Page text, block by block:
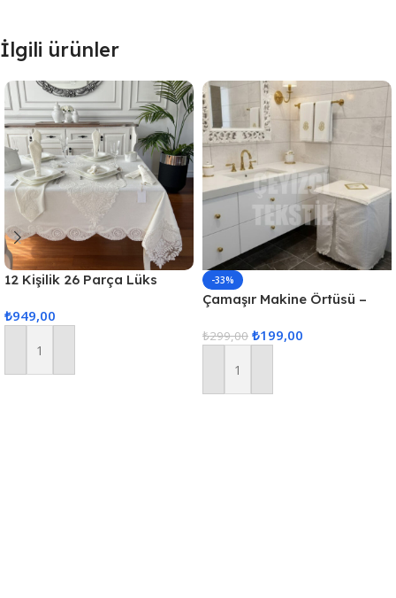
İlgili ürünler
12 Kişilik 26 Parça Lüks
Masa Örtüsü Seti
₺949,00
Sepete Ekle
-33%
Çamaşır Makine Örtüsü –
₺299,00 ₺199,00
Sepete Ekle